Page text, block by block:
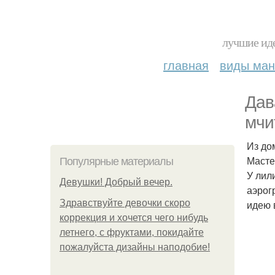
лучшие
главная виды
Популярные материалы
Девушки! Добрый вечер.
Здравствуйте девочки скоро
коррекция и хочется чего нибудь
летнего, с фруктами, покидайте
пожалуйста дизайны наподобие!
Из
У
идею